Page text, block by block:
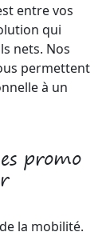
entre vos
qui
nets. Nos
permettent
à un
promo
la mobilité.